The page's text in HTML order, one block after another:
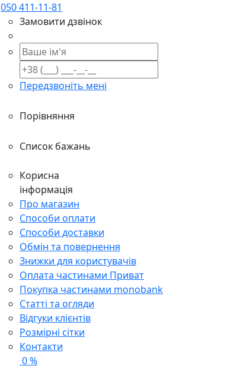
050 411-11-81
Замовити дзвінок
Передзвоніть мені
Порівняння
Список бажань
Корисна
інформація
Про магазин
Способи оплати
Способи доставки
Обмін та повернення
Знижки для користувачів
Оплата частинами Приват
Покупка частинами monobank
Статті та огляди
Відгуки клієнтів
Розмірні сітки
Контакти
0 %